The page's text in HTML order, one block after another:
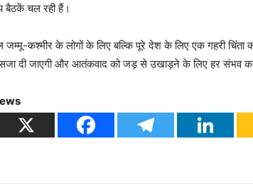
बैठकें चल रही हैं।
कश्मीर के लोगों के लिए बल्कि पूरे देश के लिए एक गहरी
सजा दी जाएगी और आतंकवाद को जड़ से उखाड़ने के लिए हर संभव